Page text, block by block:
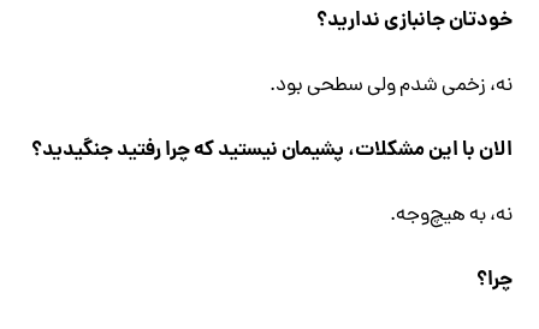
خودتان جانبازی ندارید؟
نه، زخمی شدم ولی سطحی بود.
الان با این مشکلات، پشیمان نیستید که چرا رفتید جنگیدید؟
نه، به هیچ‌وجه.
چرا؟